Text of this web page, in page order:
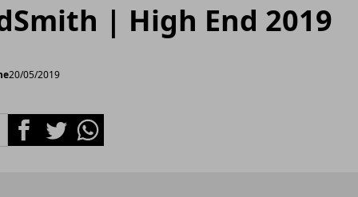
| High End 2019
20/05/2019
FacebookTwitterWhatsapp